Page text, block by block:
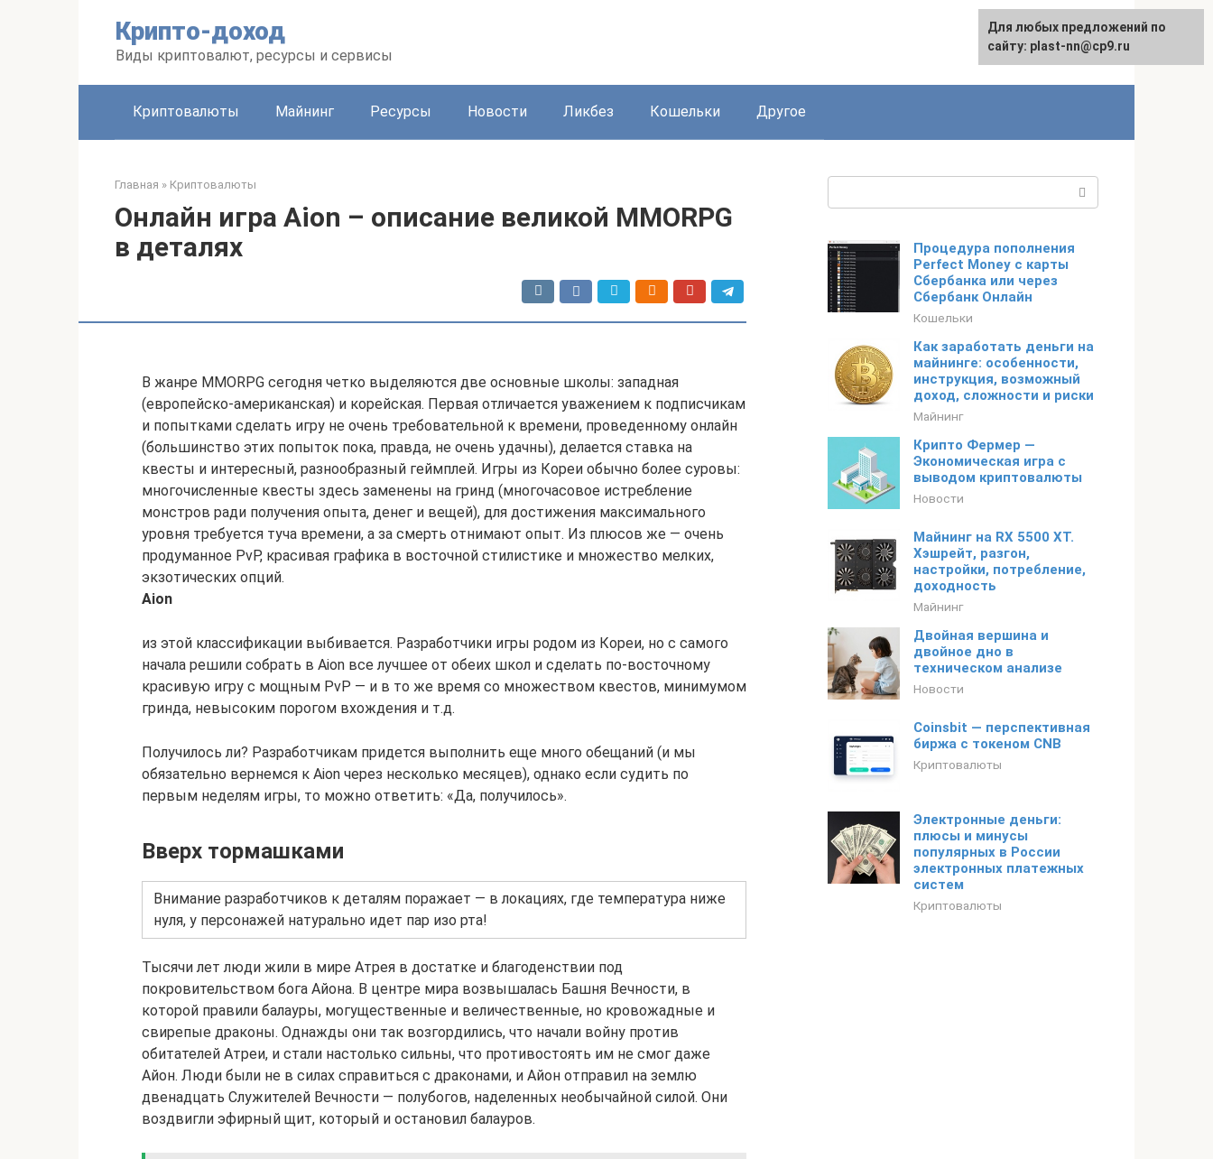
Крипто-доход
Виды криптовалют, ресурсы и сервисы
Криптовалюты Майнинг Ресурсы Новости Ликбез Кошельки Другое
Главная » Криптовалюты
Онлайн игра Aion – описание великой MMORPG
в деталях
В жанре MMORPG сегодня четко выделяются две основные школы: западная
(европейско-американская) и корейская. Первая отличается уважением к подписчикам
и попытками сделать игру не очень требовательной к времени, проведенному онлайн
(большинство этих попыток пока, правда, не очень удачны), делается ставка на
квесты и интересный, разнообразный геймплей. Игры из Кореи обычно более суровы:
многочисленные квесты здесь заменены на гринд (многочасовое истребление
монстров ради получения опыта, денег и вещей), для достижения максимального
уровня требуется туча времени, а за смерть отнимают опыт. Из плюсов же — очень
продуманное PvP, красивая графика в восточной стилистике и множество мелких,
экзотических опций.
Aion
из этой классификации выбивается. Разработчики игры родом из Кореи, но с самого
начала решили собрать в Aion все лучшее от обеих школ и сделать по-восточному
красивую игру с мощным PvP — и в то же время со множеством квестов, минимумом
гринда, невысоким порогом вхождения и т.д.
Получилось ли? Разработчикам придется выполнить еще много обещаний (и мы
обязательно вернемся к Aion через несколько месяцев), однако если судить по
первым неделям игры, то можно ответить: «Да, получилось».
Вверх тормашками
Внимание разработчиков к деталям поражает — в локациях, где температура ниже
нуля, у персонажей натурально идет пар изо рта!
Тысячи лет люди жили в мире Атрея в достатке и благоденствии под
покровительством бога Айона. В центре мира возвышалась Башня Вечности, в
которой правили балауры, могущественные и величественные, но кровожадные и
свирепые драконы. Однажды они так возгордились, что начали войну против
обитателей Атреи, и стали настолько сильны, что противостоять им не смог даже
Айон. Люди были не в силах справиться с драконами, и Айон отправил на землю
двенадцать Служителей Вечности — полубогов, наделенных необычайной силой. Они
воздвигли эфирный щит, который и остановил балауров.
Процедура пополнения
Perfect Money с карты
Сбербанка или через
Сбербанк Онлайн
Кошельки
Как заработать деньги на
майнинге: особенности,
инструкция, возможный
доход, сложности и риски
Майнинг
Крипто Фермер —
Экономическая игра с
выводом криптовалюты
Новости
Майнинг на RX 5500 XT.
Хэшрейт, разгон,
настройки, потребление,
доходность
Майнинг
Двойная вершина и
двойное дно в
техническом анализе
Новости
Coinsbit — перспективная
биржа с токеном CNB
Криптовалюты
Электронные деньги:
плюсы и минусы
популярных в России
электронных платежных
систем
Криптовалюты
Для любых предложений по
сайту: plast-nn@cp9.ru